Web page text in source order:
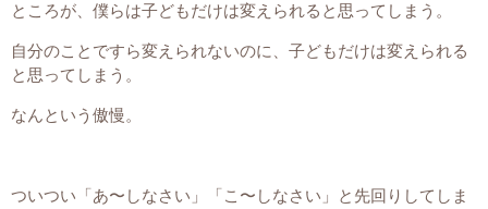
ところが、僕らは子どもだけは変えられると思ってしまう。
自分のことですら変えられないのに、子どもだけは変えられる
と思ってしまう。
なんという傲慢。
ついつい「あ〜しなさい」「こ〜しなさい」と先回りしてしま